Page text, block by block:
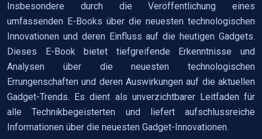
Insbesondere durch die Veröffentlichung eines
umfassenden E-Books über die neuesten technologischen
Innovationen und deren Einfluss auf die heutigen Gadgets.
Dieses E-Book bietet tiefgreifende Erkenntnisse und
Analysen über die neuesten technologischen
Errungenschaften und deren Auswirkungen auf die aktuellen
Gadget-Trends. Es dient als unverzichtbarer Leitfaden für
alle Technikbegeisterten und liefert aufschlussreiche
Informationen über die neuesten Gadget-Innovationen.